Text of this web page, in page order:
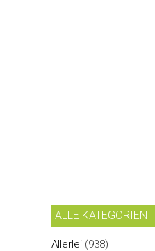
ALLE KATEGORIEN
Allerlei (938)